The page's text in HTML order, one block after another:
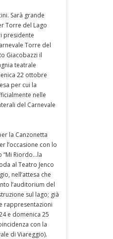
Sarà grande
Torre del Lago
presidente
Torre del
Giacobazzi il
teatrale
22 ottobre
per cui la
nelle
del Carnevale
la Canzonetta
l’occasione con lo
Riordo…la
al Teatro Jenco
nell’attesa che
l’auditorium del
sul lago; già
rappresentazioni
e domenica 25
con la
di Viareggio).